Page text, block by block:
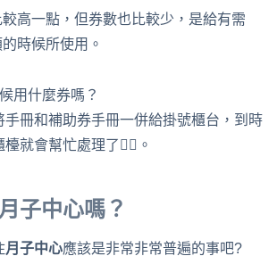
高一點，但券數也比較少，是給有需
時候所使用。
用什麼券嗎？
手冊和補助券手冊一併給掛號櫃台，到時
就會幫忙處理了👍🏻。
子中心嗎？
月子中心應該是非常非常普遍的事吧?